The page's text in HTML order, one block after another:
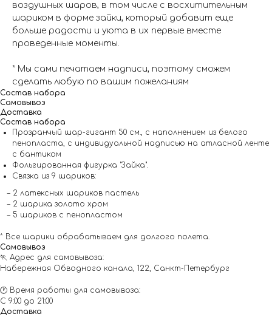
воздушных шаров, в том числе с восхитительным
шариком в форме зайки, который добавит еще
больше радости и уюта в их первые вместе
проведенные моменты.
* Мы сами печатаем надписи, поэтому сможем
сделать любую по вашим пожеланиям
Состав набора
Самовывоз
Доставка
Состав набора
Прозранчый шар-гигант 50 см., с наполнением из белого
пенопласта, с индивидуальной надписью на атласной ленте
с бантиком
Фольгированная фигурка "Зайка".
Связка из 9 шариков:
– 2 латексных шариков пастель
– 2 шарика золото хром
– 5 шариков с пенопластом
* Все шарики обрабатываем для долгого полета.
Самовывоз
🏃 Адрес для самовывоза:
Набережная Обводного канала, 122, Санкт-Петербург
🕐 Время работы для самовывоза:
С 9:00 до 21:00
Доставка